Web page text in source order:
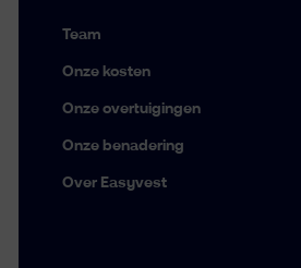
Team
Onze kosten
Onze overtuigingen
Onze benadering
Over Easyvest